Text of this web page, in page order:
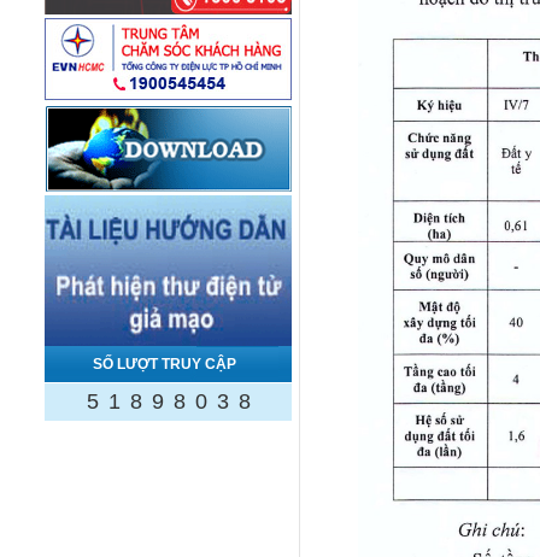
SỐ LƯỢT TRUY CẬP
5 1 8 9 8 0 3 8